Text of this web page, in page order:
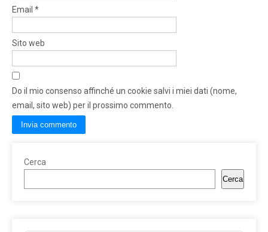
Email *
Sito web
Do il mio consenso affinché un cookie salvi i miei dati (nome,
email, sito web) per il prossimo commento.
Cerca
Cerca